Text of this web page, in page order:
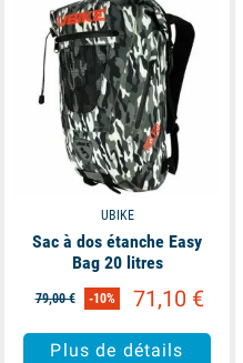
UBIKE
Sac à dos étanche Easy
Bag 20 litres
79,00 € -10% 71,10 €
Plus de détails